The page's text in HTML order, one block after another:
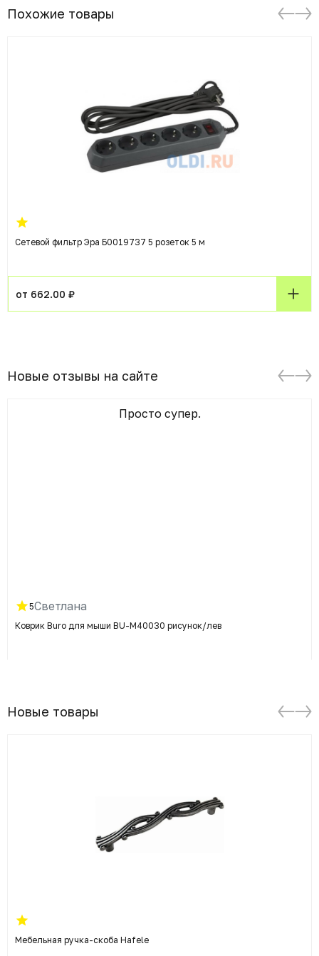
Похожие товары
Сетевой фильтр Эра Б0019737 5 розеток 5 м
от 662.00 ₽
Новые отзывы на сайте
Просто супер.
5Светлана
Коврик Buro для мыши BU-M40030 рисунок/лев
Новые товары
Мебельная ручка-скоба Hafele